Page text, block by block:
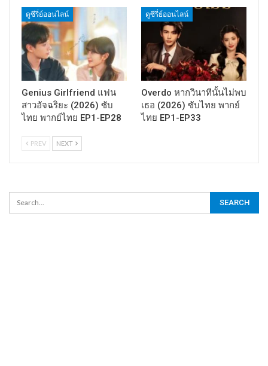
ดูซีรี่ย์ออนไลน์
Genius Girlfriend แฟน
สาวอัจฉริยะ (2026) ซับ
ไทย พากย์ไทย EP1-EP28
ดูซีรี่ย์ออนไลน์
Overdo หากวินาทีนั้นไม่พบ
เธอ (2026) ซับไทย พากย์
ไทย EP1-EP33
PREV NEXT